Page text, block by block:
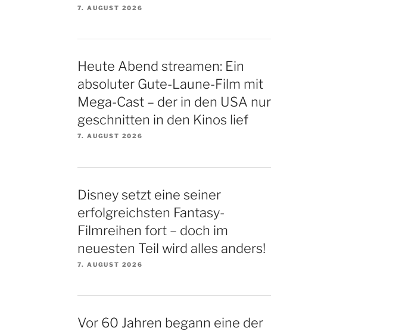
7. AUGUST 2026
Heute Abend streamen: Ein
absoluter Gute-Laune-Film mit
Mega-Cast – der in den USA nur
geschnitten in den Kinos lief
7. AUGUST 2026
Disney setzt eine seiner
erfolgreichsten Fantasy-
Filmreihen fort – doch im
neuesten Teil wird alles anders!
7. AUGUST 2026
Vor 60 Jahren begann eine der